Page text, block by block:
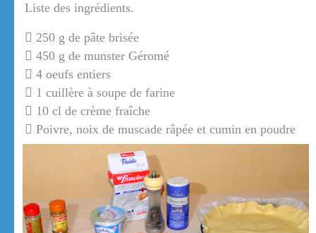
Liste des ingrédients.
250 g de pâte brisée
450 g de munster Géromé
4 oeufs entiers
1 cuillère à soupe de farine
10 cl de crème fraîche
Poivre, noix de muscade râpée et cumin en poudre